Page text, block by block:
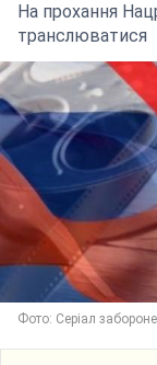
На прохання
транслюватися
Фото: Серіал